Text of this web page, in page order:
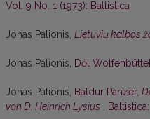
Vol. 9 No. 1 (1973): Baltistica
Jonas Palionis, Lietuvių kalbos
Jonas Palionis, Dėl
Jonas Palionis, Baldur Panzer,
von D. Heinrich Lysius ,